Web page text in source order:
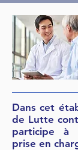
Dans cet
de Lutte
participe à
prise en